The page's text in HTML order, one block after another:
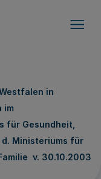
in
im
für Gesundheit,
d. Ministeriums für
v. 30.10.2003